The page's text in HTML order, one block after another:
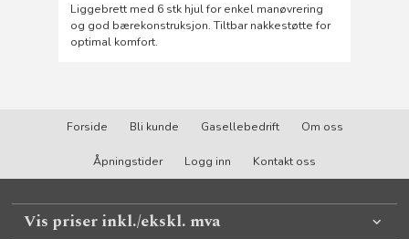
Liggebrett med 6 stk hjul for enkel manøvrering
og god bærekonstruksjon. Tiltbar nakkestøtte for
optimal komfort.
Forside Bli kunde Gasellebedrift Om oss
Åpningstider Logg inn Kontakt oss
Vis priser inkl./ekskl. mva